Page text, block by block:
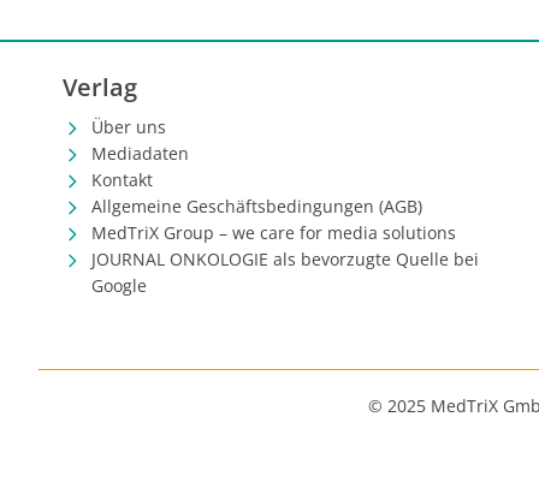
Verlag
Über uns
Mediadaten
Kontakt
Allgemeine Geschäftsbedingungen (AGB)
MedTriX Group – we care for media solutions
JOURNAL ONKOLOGIE als bevorzugte Quelle bei
Google
© 2025 MedTriX